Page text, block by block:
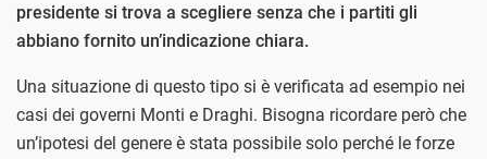
presidente si trova a scegliere senza che i partiti gli
abbiano fornito un’indicazione chiara.
Una situazione di questo tipo si è verificata ad esempio nei
casi dei governi Monti e Draghi. Bisogna ricordare però che
un’ipotesi del genere è stata possibile solo perché le forze